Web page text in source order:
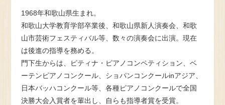
1968年和歌山県生まれ。
和歌山大学教育学部卒業後、和歌山県新人演奏会、和歌
山市芸術フェスティバル等、数々の演奏会に出演。現在
は後進の指導を務める。
門下生からは、ピティナ・ピアノコンペティション、ベ
ーテンピアノコンクール、ショパンコンクールinアジア、
日本バッハコンクール等、各種ピアノコンクールで全国
決勝大会入賞者を輩出し、自らも指導者賞を受賞。